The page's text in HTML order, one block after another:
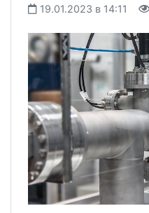
19.01.2023 в 14:11